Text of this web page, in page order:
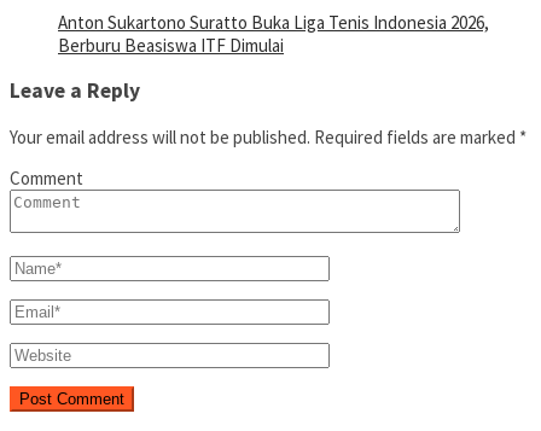
Anton Sukartono Suratto Buka Liga Tenis Indonesia 2026,
Berburu Beasiswa ITF Dimulai
Leave a Reply
Your email address will not be published. Required fields are marked *
Comment